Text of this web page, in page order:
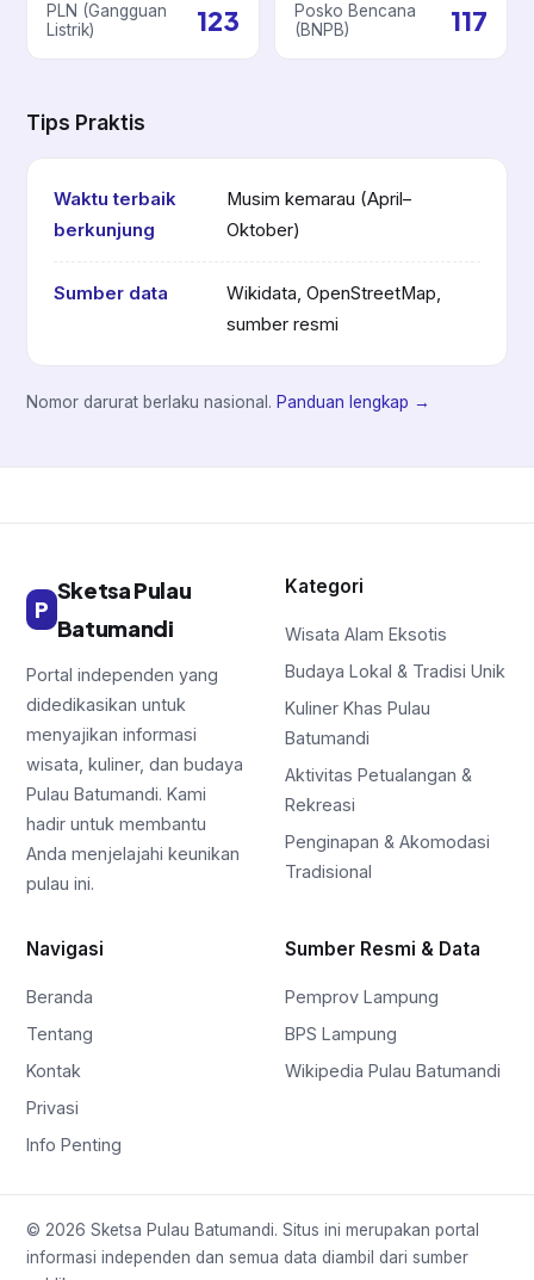
PLN (Gangguan
Listrik)
123
Posko Bencana
(BNPB)
117
Tips Praktis
Waktu terbaik
berkunjung
Musim kemarau (April–
Oktober)
Sumber data
Wikidata, OpenStreetMap,
sumber resmi
Nomor darurat berlaku nasional. Panduan lengkap →
P
Sketsa Pulau
Batumandi
Portal independen yang
didedikasikan untuk
menyajikan informasi
wisata, kuliner, dan budaya
Pulau Batumandi. Kami
hadir untuk membantu
Anda menjelajahi keunikan
pulau ini.
Kategori
Wisata Alam Eksotis
Budaya Lokal & Tradisi Unik
Kuliner Khas Pulau
Batumandi
Aktivitas Petualangan &
Rekreasi
Penginapan & Akomodasi
Tradisional
Navigasi
Beranda
Tentang
Kontak
Privasi
Info Penting
Sumber Resmi & Data
Pemprov Lampung
BPS Lampung
Wikipedia Pulau Batumandi
© 2026 Sketsa Pulau Batumandi. Situs ini merupakan portal
informasi independen dan semua data diambil dari sumber